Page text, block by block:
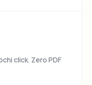
click. Zero PDF